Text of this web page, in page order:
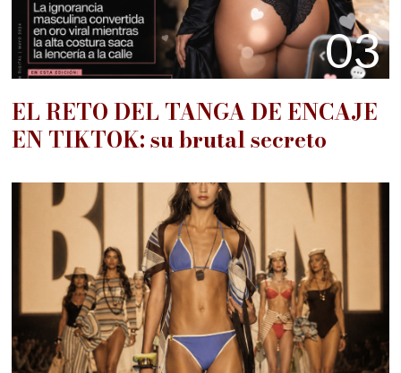
03
EL RETO DEL TANGA DE ENCAJE
EN TIKTOK: su brutal secreto